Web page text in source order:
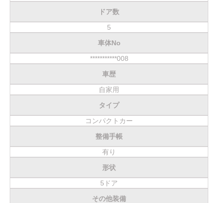
ドア数
5
車体No
***********008
車歴
自家用
タイプ
コンパクトカー
整備手帳
有り
形状
5ドア
その他装備